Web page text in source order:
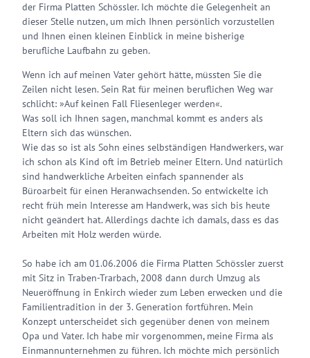
der Firma Platten Schössler. Ich möchte die Gelegenheit an
dieser Stelle nutzen, um mich Ihnen persönlich vorzustellen
und Ihnen einen kleinen Einblick in meine bisherige
berufliche Laufbahn zu geben.
Wenn ich auf meinen Vater gehört hätte, müssten Sie die
Zeilen nicht lesen. Sein Rat für meinen beruflichen Weg war
schlicht: »Auf keinen Fall Fliesenleger werden«.
Was soll ich Ihnen sagen, manchmal kommt es anders als
Eltern sich das wünschen.
Wie das so ist als Sohn eines selbständigen Handwerkers, war
ich schon als Kind oft im Betrieb meiner Eltern. Und natürlich
sind handwerkliche Arbeiten einfach spannender als
Büroarbeit für einen Heranwachsenden. So entwickelte ich
recht früh mein Interesse am Handwerk, was sich bis heute
nicht geändert hat. Allerdings dachte ich damals, dass es das
Arbeiten mit Holz werden würde.
So habe ich am 01.06.2006 die Firma Platten Schössler zuerst
mit Sitz in Traben-Trarbach, 2008 dann durch Umzug als
Neueröffnung in Enkirch wieder zum Leben erwecken und die
Familientradition in der 3. Generation fortführen. Mein
Konzept unterscheidet sich gegenüber denen von meinem
Opa und Vater. Ich habe mir vorgenommen, meine Firma als
Einmannunternehmen zu führen. Ich möchte mich persönlich